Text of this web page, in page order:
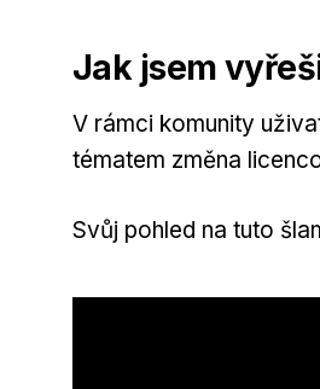
Jak jsem
V rámci komunity
tématem změna
Svůj pohled na tuto